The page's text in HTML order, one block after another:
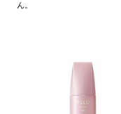
ん。